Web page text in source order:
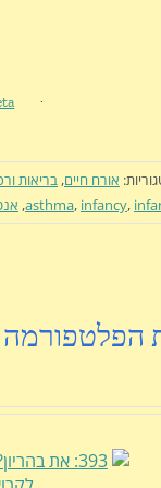
·
אורח חיים, בריאות
asthma, infancy,
,